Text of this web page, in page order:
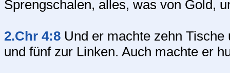
Sprengschalen, alles, was von Gold,
2.Chr 4:8 Und er machte zehn
und fünf zur Linken. Auch machte er